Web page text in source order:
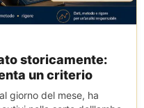
storicamente:
un criterio
giorno del mese, ha